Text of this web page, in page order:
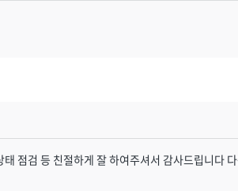
점검 등 친절하게 잘 하여주셔서 감사드립니다